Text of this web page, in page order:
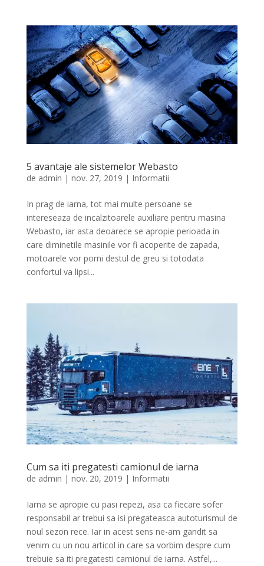
5 avantaje ale sistemelor Webasto
de admin | nov. 27, 2019 | Informatii
In prag de iarna, tot mai multe persoane se
intereseaza de incalzitoarele auxiliare pentru masina
Webasto, iar asta deoarece se apropie perioada in
care diminetile masinile vor fi acoperite de zapada,
motoarele vor porni destul de greu si totodata
confortul va lipsi...
Cum sa iti pregatesti camionul de iarna
de admin | nov. 20, 2019 | Informatii
Iarna se apropie cu pasi repezi, asa ca fiecare sofer
responsabil ar trebui sa isi pregateasca autoturismul de
noul sezon rece. Iar in acest sens ne-am gandit sa
venim cu un nou articol in care sa vorbim despre cum
trebuie sa iti pregatesti camionul de iarna. Astfel,...